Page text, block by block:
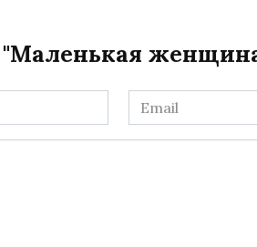
Email
*